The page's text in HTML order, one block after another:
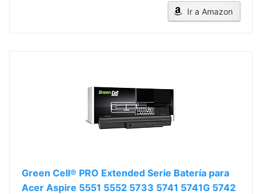
Ir a Amazon
Green Cell® PRO Extended Serie Batería para
Acer Aspire 5551 5552 5733 5741 5741G 5742